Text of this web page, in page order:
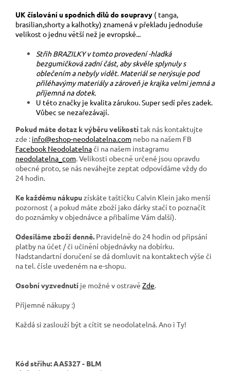
UK číslování u spodních dílů do soupravy ( tanga,
brasilian,shorty a kalhotky) znamená v překladu jednoduše
velikost o jednu větší než je evropské...
Střih BRAZILKY v tomto provedení -hladká
bezgumičková zadní část, aby skvěle splynuly s
oblečením a nebyly vidět. Materiál se nerýsuje pod
přiléhavýmy materiály a zároveň je krajka velmi jemná a
příjemná na dotek.
U této značky je kvalita zárukou. Super sedí přes zadek.
Vůbec se nezařezávají.
Pokud máte dotaz k výběru velikosti tak nás kontaktujte
zde : info@eshop-neodolatelna.com nebo na našem FB
Facebook Neodolatelnači na našem instagramu
neodolatelna_com. Velikosti obecně určené jsou opravdu
obecné proto, se nás neváhejte zeptat odpovídáme vždy do
24 hodin.
Ke každému nákupuzískáte taštičku Calvin Klein jako menší
pozornost ( a pokud máte zboží jako dárky stačí to poznačit
do poznámky v objednávce a přibalíme Vám další).
Odesíláme zboží denně. Pravidelně do 24 hodin od připsání
platby na účet / či učinění objednávky na dobírku.
Nadstandartní doručení se dá domluvit na kontaktech výše či
na tel. čísle uvedeném na e-shopu.
Osobní vyzvednutí je možné v ostravě Zde.
Příjemné nákupy :)
Každá si zaslouží být a cítit se neodolatelná. Ano i Ty!
Kód střihu:AA5327 - BLM